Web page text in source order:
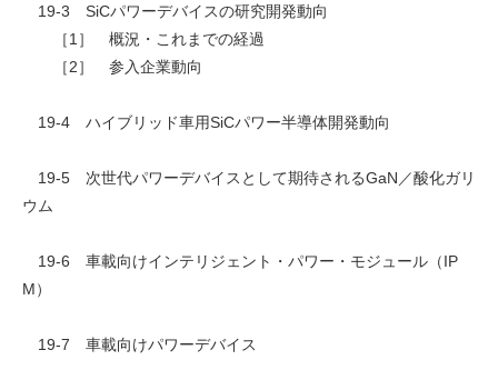
19-3 SiCパワーデバイスの研究開発動向
［1］ 概況・これまでの経過
［2］ 参入企業動向
19-4 ハイブリッド車用SiCパワー半導体開発動向
19-5 次世代パワーデバイスとして期待されるGaN／酸化ガリ
ウム
19-6 車載向けインテリジェント・パワー・モジュール（IP
M）
19-7 車載向けパワーデバイス